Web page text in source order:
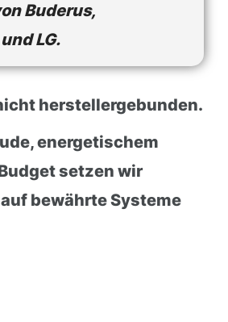
Buderus,
LG.
herstellergebunden.
energetischem
setzen wir
bewährte Systeme